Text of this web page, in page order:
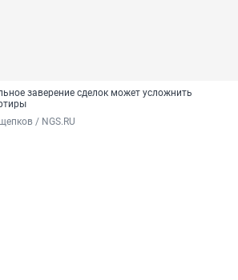
заверение сделок может усложнить
/ NGS.RU